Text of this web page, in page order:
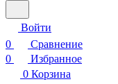
Войти
0
Сравнение
0
Избранное
0 Корзина